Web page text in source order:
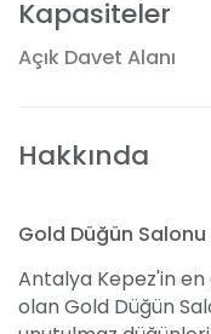
Kapasiteler
Açık Davet Alanı
Hakkında
Gold Düğün Salonu
Antalya Kepez'in
olan Gold Düğün